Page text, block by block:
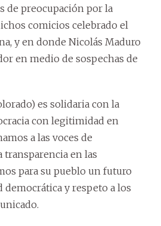
de preocupación por la
comicios celebrado el
y en donde Nicolás Maduro
en medio de sospechas de
es solidaria con la
con legitimidad en
a las voces de
en las
para su pueblo un futuro
democrática y respeto a los